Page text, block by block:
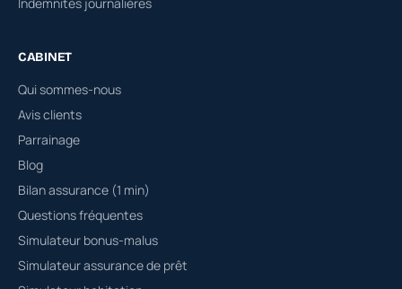
CABINET
Qui sommes-nous
Avis clients
Parrainage
Blog
Bilan assurance (1 min)
Questions fréquentes
Simulateur bonus-malus
Simulateur assurance de prêt